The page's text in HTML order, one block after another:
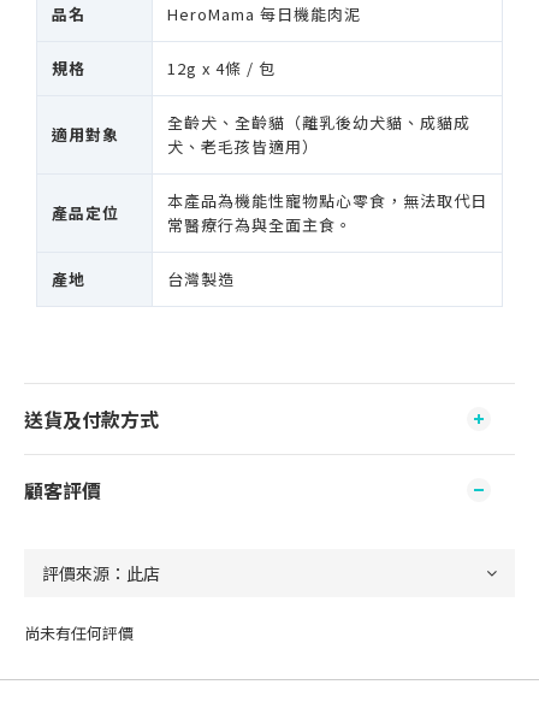
品名 HeroMama 每日機能肉泥
規格 12g x 4條 / 包
適用對象
全齡犬、全齡貓（離乳後幼犬貓、成貓成
犬、老毛孩皆適用）
產品定位
本產品為機能性寵物點心零食，無法取代日
常醫療行為與全面主食。
產地 台灣製造
送貨及付款方式
顧客評價
尚未有任何評價